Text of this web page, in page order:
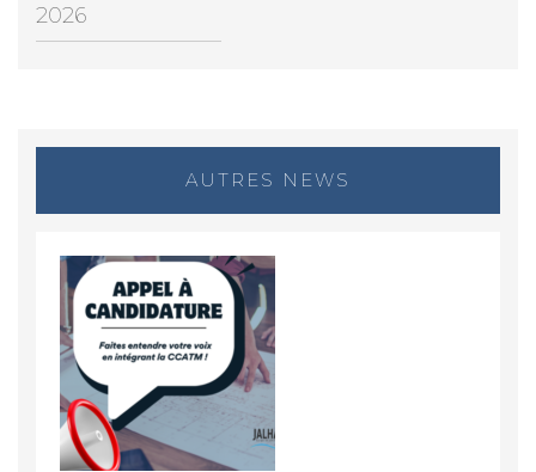
2026
AUTRES NEWS